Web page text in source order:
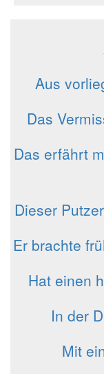
Aus
Das
Das erfährt
Dieser
Er brachte
Hat einen
In der
Mit